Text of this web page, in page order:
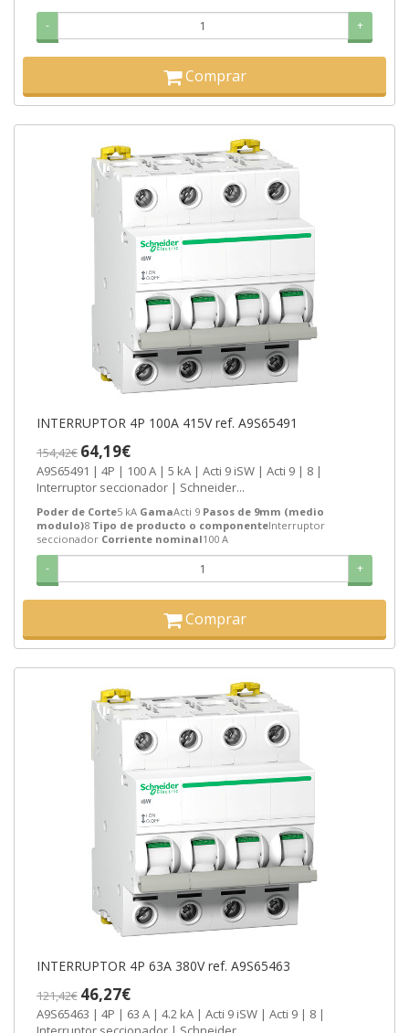
- +
Comprar
INTERRUPTOR 4P 100A 415V ref. A9S65491
154,42€ 64,19€
A9S65491 | 4P | 100 A | 5 kA | Acti 9 iSW | Acti 9 | 8 |
Interruptor seccionador | Schneider...
Poder de Corte5 kA GamaActi 9 Pasos de 9mm (medio
modulo)8 Tipo de producto o componenteInterruptor
seccionador Corriente nominal100 A
- +
Comprar
INTERRUPTOR 4P 63A 380V ref. A9S65463
121,42€ 46,27€
A9S65463 | 4P | 63 A | 4.2 kA | Acti 9 iSW | Acti 9 | 8 |